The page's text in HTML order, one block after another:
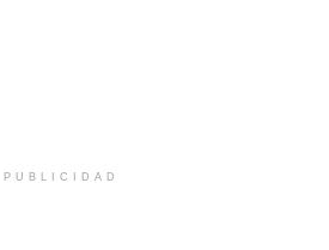
PUBLICIDAD